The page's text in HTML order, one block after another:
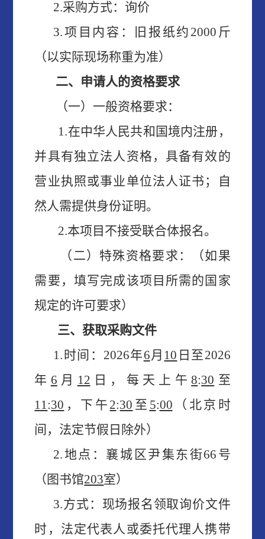
2.采购方式：询价
3.项目内容： 旧报纸约 2000斤
（以实际现场称重为准）
二、申请人的资格要求
（一）一般资格要求：
1.在中华人民共和国境内注册，
并具有独立法人资格，具备有效的
营业执照或事业单位法人证书；
自
然人需提供身份证明。
2.本项目不接受联合体报名。
（ 二） 特殊资格要求：（如果
需要，填写完成该项目所需的国家
规定的许可要求）
三、获取采购文件
1.时间： 2026年6月 10 日至2026
年 6 月 12 日，每天上午8:30 至
11:30 ，下午 2:30 至 5:00 （北京时
间，法定节假日除外）
2.地点：襄 城区尹集东街66号
（ 图书馆203室）
3.方式：现场报名领取询价文件
时，法定代表人或委托代理人携带